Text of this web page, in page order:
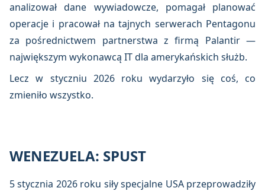
analizował dane wywiadowcze, pomagał planować
operacje i pracował na tajnych serwerach Pentagonu
za pośrednictwem partnerstwa z firmą Palantir —
największym wykonawcą IT dla amerykańskich służb.
Lecz w styczniu 2026 roku wydarzyło się coś, co
zmieniło wszystko.
WENEZUELA: SPUST
5 stycznia 2026 roku siły specjalne USA przeprowadziły